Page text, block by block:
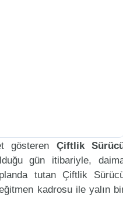
gösteren Çiftlik
gün itibariyle,
tutan Çiftlik
kadrosu ile yalın